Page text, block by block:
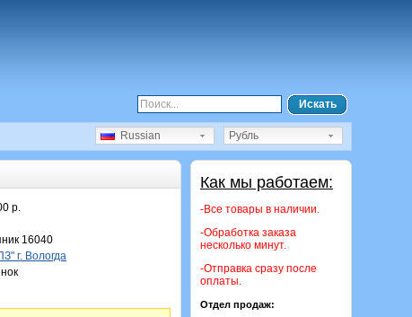
Искать
Рубль
Russian
Как мы работаем:
-Все товары в наличии.
-Обработка заказа
несколько минут.
-Отправка сразу после
оплаты.
Отдел продаж:
р.
16040
г. Вологда